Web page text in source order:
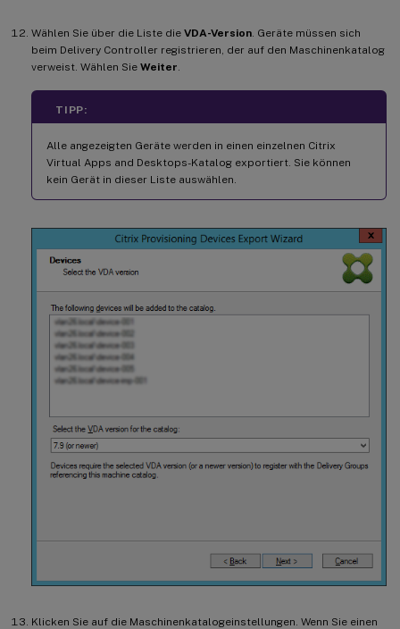
Wählen Sie über die Liste die VDA-Version . Geräte müssen sich
beim Delivery Controller registrieren, der auf den Maschinenkatalog
verweist. Wählen Sie Weiter
TIPP:
Alle angezeigten Geräte werden in einen einzelnen Citrix
Virtual Apps and Desktops-Katalog exportiert. Sie können
kein Gerät in dieser Liste auswählen.
Klicken Sie auf die Maschinenkatalogeinstellungen. Wenn Sie einen